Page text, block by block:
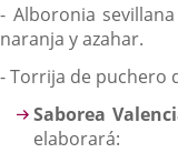
- Alboronia
naranja y azahar.
- Torrija de puchero
Saborea
elaborará: